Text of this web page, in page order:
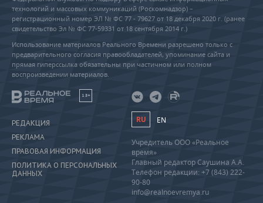
технологий и массовых коммуникаций (Роскомнадзор) –
регистрационный номер ЭЛ № ФС 77 - 79627 от 18 декабря 2020 г. (ранее
свидетельство Эл № ФС 77-59331 от 18 сентября 2014 г.)
Использование материалов Реального Времени разрешено только с
предварительного согласия правообладателей, упоминание сайта и
прямая гиперссылка обязательны при частичном или полном
воспроизведении материалов.
18+
РЕДАКЦИЯ
РЕКЛАМА
ПРАВОВАЯ ИНФОРМАЦИЯ
ПОЛИТИКА О ПЕРСОНАЛЬНЫХ
ДАННЫХ
RU EN
Учредитель ООО «Реальное
время»
Главный редактор Саушина А.А.
Телефон редакции: +7 (843) 222-
90-80
info@realnoevremya.ru